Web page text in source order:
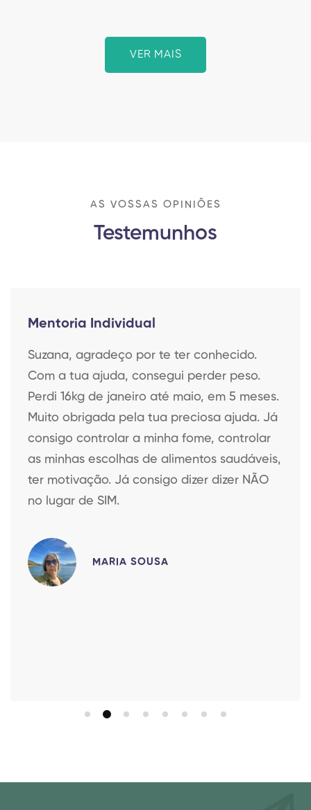
VER MAIS
AS VOSSAS OPINIÕES
Testemunhos
Mentoria Individual
Suzana, agradeço por te ter conhecido.
Com a tua ajuda, consegui perder peso.
Perdi 16kg de janeiro até maio, em 5 meses.
Muito obrigada pela tua preciosa ajuda. Já
consigo controlar a minha fome, controlar
as minhas escolhas de alimentos saudáveis,
ter motivação. Já consigo dizer dizer NÃO
no lugar de SIM.
MARIA SOUSA